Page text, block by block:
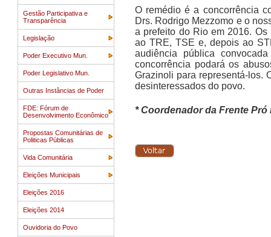
Gestão Participativa e
Transparência
Legislação
Poder Executivo Mun.
Poder Legislativo Mun.
Outras Instâncias de Poder
FDE: Fórum de
Desenvolvimento Econômico
Propostas Comunitárias de
Politicas Públicas
Vida Comunitária
Eleições Municipais
Eleições 2016
Eleições 2014
Ouvidoria do Povo
O remédio é a concorrência
Drs. Rodrigo Mezzomo e o
a prefeito do Rio em 2016.
ao TRE, TSE e, depois ao
audiência pública
concorrência podará os
Grazinoli para representá-los.
desinteressados do povo.
* Coordenador da Frente Pró